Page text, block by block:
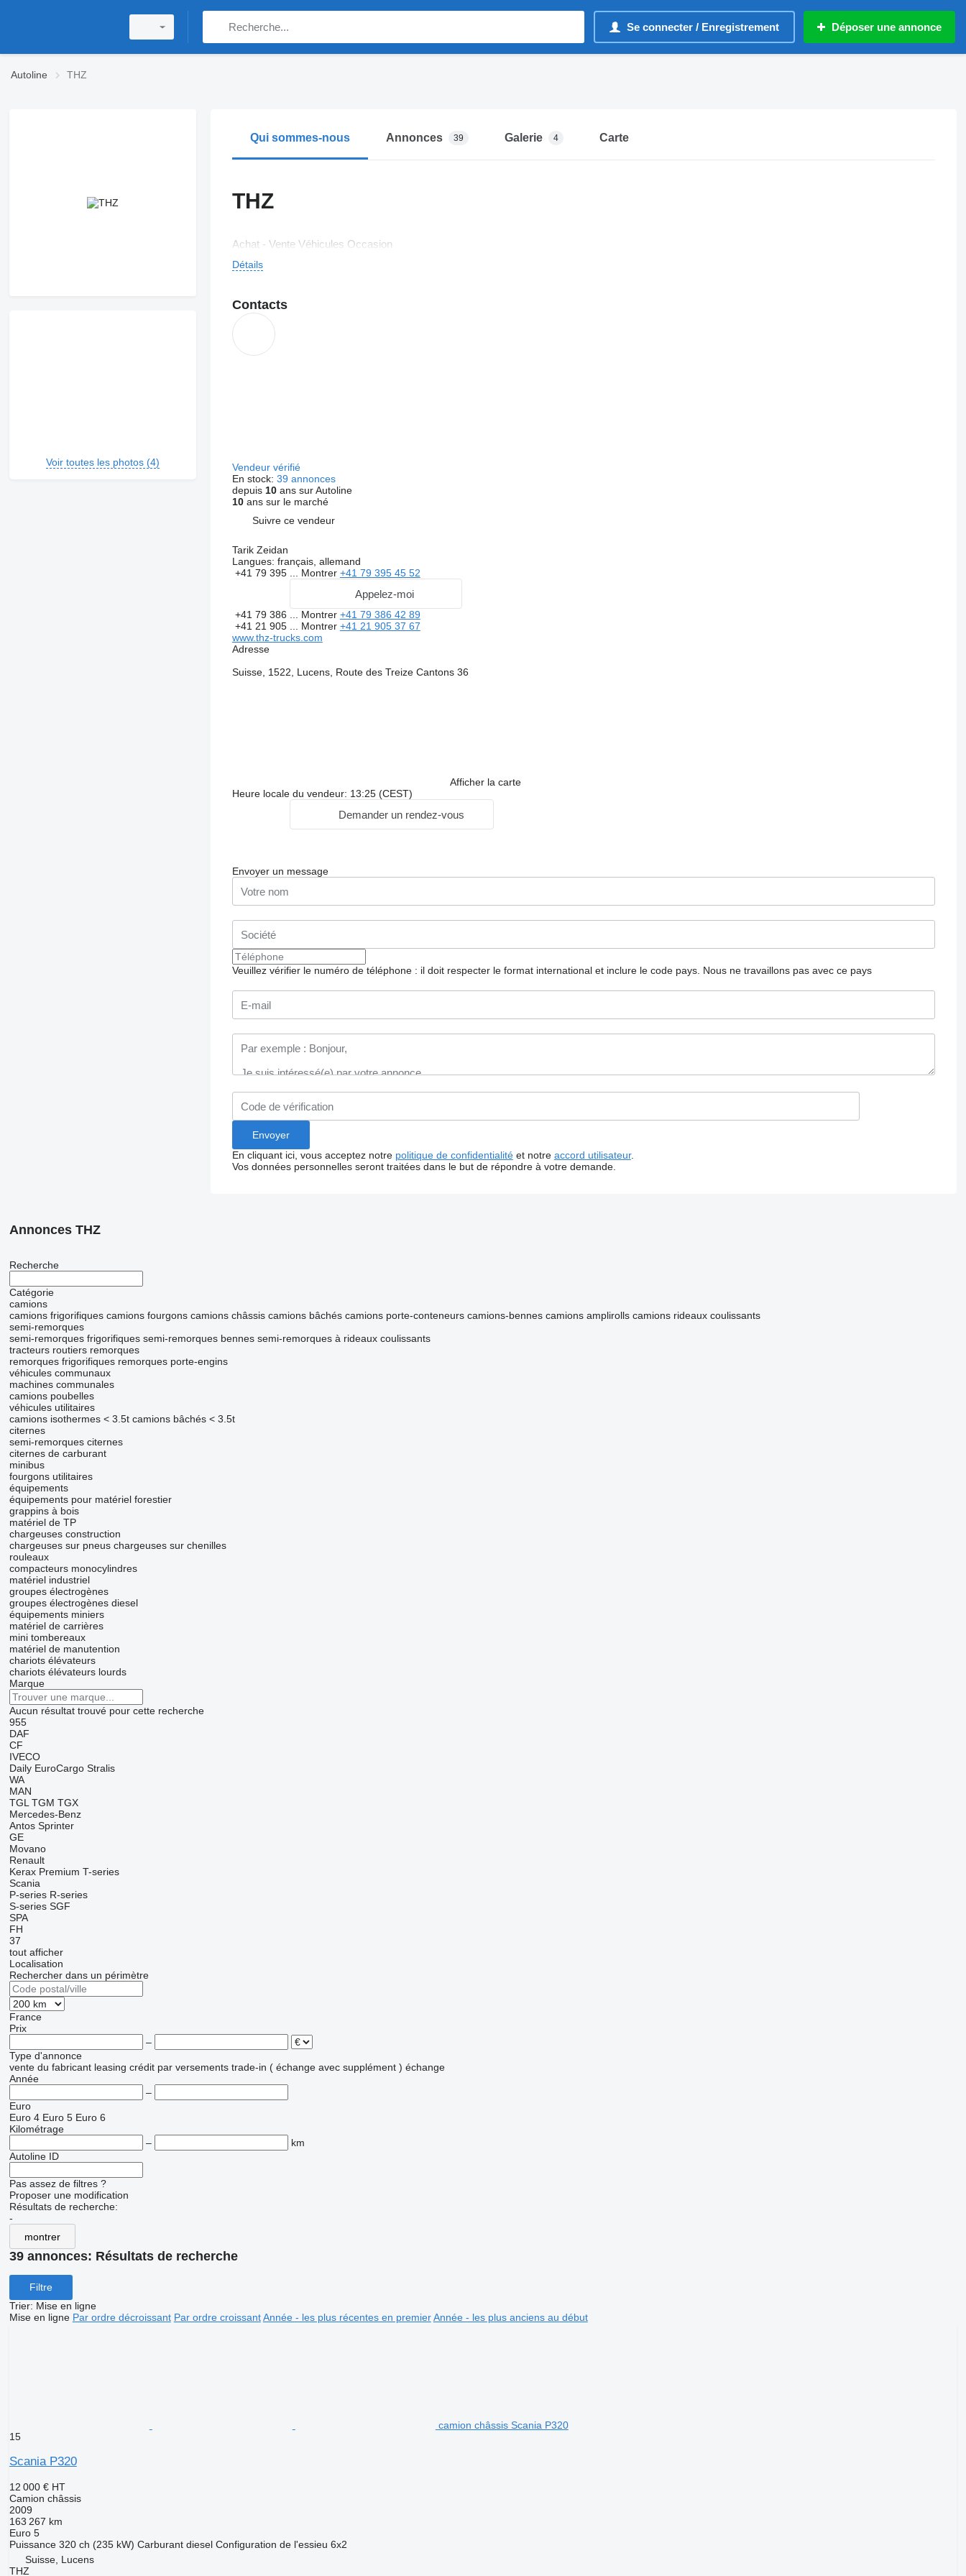
Se connecter / Enregistrement Déposer une annonce
Autoline THZ
Voir toutes les photos (4)
Qui sommes-nous Annonces 39 Galerie 4 Carte
THZ
Achat - Vente Véhicules Occasion
Détails
Contacts
Vendeur vérifié
En stock: 39 annonces
depuis 10ans sur Autoline
10ans sur le marché
Suivre ce vendeur
Tarik Zeidan
Langues: français, allemand
+41 79 395 ... Montrer +41 79 395 45 52
Appelez-moi
+41 79 386 ... Montrer +41 79 386 42 89
+41 21 905 ... Montrer +41 21 905 37 67
www.thz-trucks.com
Adresse
Suisse, 1522, Lucens, Route des Treize Cantons 36
Afficher la carte
Heure locale du vendeur: 13:25 (CEST)
Demander un rendez-vous
Envoyer un message
Veuillez vérifier le numéro de téléphone : il doit respecter le format international et inclure le code pays. Nous ne travaillons pas avec ce pays
En cliquant ici, vous acceptez notre politique de confidentialitéet notre accord utilisateur.
Vos données personnelles seront traitées dans le but de répondre à votre demande.
Annonces THZ
Recherche
Catégorie
camions
camions frigorifiques camions fourgons camions châssis camions bâchés camions porte-conteneurs camions-bennes camions amplirolls camions rideaux coulissants
semi-remorques
semi-remorques frigorifiques semi-remorques bennes semi-remorques à rideaux coulissants
tracteurs routiers remorques
remorques frigorifiques remorques porte-engins
véhicules communaux
machines communales
camions poubelles
véhicules utilitaires
camions isothermes < 3.5t camions bâchés < 3.5t
citernes
semi-remorques citernes
citernes de carburant
minibus
fourgons utilitaires
équipements
équipements pour matériel forestier
grappins à bois
matériel de TP
chargeuses construction
chargeuses sur pneus chargeuses sur chenilles
rouleaux
compacteurs monocylindres
matériel industriel
groupes électrogènes
groupes électrogènes diesel
équipements miniers
matériel de carrières
mini tombereaux
matériel de manutention
chariots élévateurs
chariots élévateurs lourds
Marque
Aucun résultat trouvé pour cette recherche
955
DAF
CF
IVECO
Daily EuroCargo Stralis
WA
MAN
TGL TGM TGX
Mercedes-Benz
Antos Sprinter
GE
Movano
Renault
Kerax Premium T-series
Scania
P-series R-series
S-series SGF
SPA
FH
37
tout afficher
Localisation
Rechercher dans un périmètre
France
Prix
–
Type d'annonce
vente du fabricant leasing crédit par versements trade-in ( échange avec supplément ) échange
Année
–
Euro
Euro 4 Euro 5 Euro 6
Kilométrage
–
km
Autoline ID
Pas assez de filtres ?
Proposer une modification
Résultats de recherche:
-
montrer
39 annonces: Résultats de recherche
Filtre
Trier: Mise en ligne
Mise en ligne Par ordre décroissant Par ordre croissant Année - les plus récentes en premier Année - les plus anciens au début
camion châssis Scania P320
15
Scania P320
12 000 € HT
Camion châssis
2009
163 267 km
Euro 5
Puissance 320 ch (235 kW) Carburant diesel Configuration de l'essieu 6x2
Suisse, Lucens
THZ